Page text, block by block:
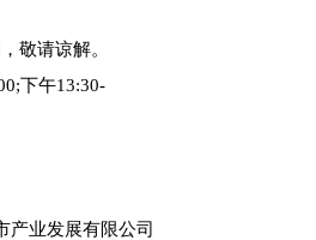
敬请谅解。
下午13:30-
产业发展有限公司